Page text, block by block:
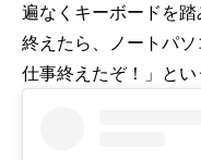
遍なくキーボードを
終えたら、ノートパ
仕事終えたぞ！」と